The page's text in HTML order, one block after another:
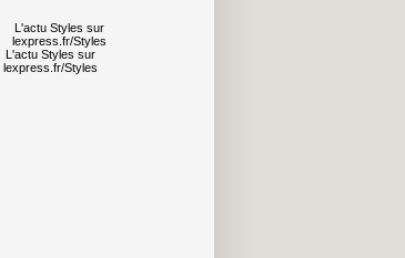
L'actu Styles sur
lexpress.fr/Styles